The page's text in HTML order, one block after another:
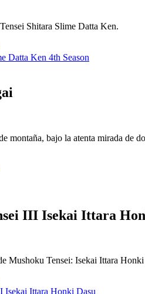
Shitara Slime Datta Ken.
montaña, bajo la atenta mirada de
III Isekai Ittara
Mushoku Tensei: Isekai Ittara